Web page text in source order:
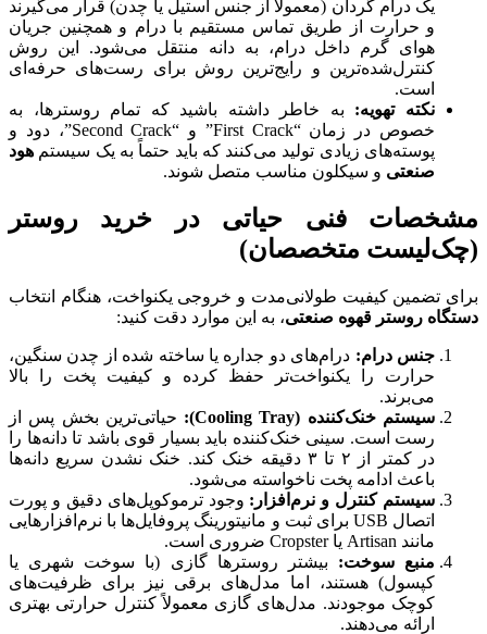
یک درام گردان (معمولاً از جنس استیل یا چدن) قرار می‌گیرند
و حرارت از طریق تماس مستقیم با درام و همچنین جریان
هوای گرم داخل درام، به دانه منتقل می‌شود. این روش
کنترل‌شده‌ترین و رایج‌ترین روش برای رست‌های حرفه‌ای
است.
نکته تهویه: به خاطر داشته باشید که تمام روسترها، به
خصوص در زمان “First Crack” و “Second Crack”، دود و
پوسته‌های زیادی تولید می‌کنند که باید حتماً به یک سیستم هود
صنعتی و سیکلون مناسب متصل شوند.
مشخصات فنی حیاتی در خرید روستر
(چک‌لیست متخصصان)
برای تضمین کیفیت طولانی‌مدت و خروجی یکنواخت، هنگام انتخاب
دستگاه روستر قهوه صنعتی، به این موارد دقت کنید:
جنس درام: درام‌های دو جداره یا ساخته شده از چدن سنگین،
حرارت را یکنواخت‌تر حفظ کرده و کیفیت پخت را بالا
می‌برند.
سیستم خنک‌کننده (Cooling Tray
): حیاتی‌ترین بخش پس از
رست است. سینی خنک‌کننده باید بسیار قوی باشد تا دانه‌ها را
در کمتر از ۲ تا ۳ دقیقه خنک کند. خنک نشدن سریع دانه‌ها
باعث ادامه پخت ناخواسته می‌شود.
سیستم کنترل و نرم‌افزار: وجود ترموکوپل‌های دقیق و پورت
اتصال USB برای ثبت و مانیتورینگ پروفایل‌ها با نرم‌افزارهایی
مانند Artisan یا Cropster ضروری است.
منبع سوخت: بیشتر روسترها گازی (با سوخت شهری یا
کپسول) هستند، اما مدل‌های برقی نیز برای ظرفیت‌های
کوچک موجودند. مدل‌های گازی معمولاً کنترل حرارتی بهتری
ارائه می‌دهند.